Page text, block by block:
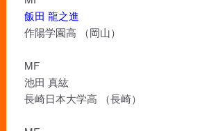
飯田 龍之進
作陽学園高 （岡山）
MF
池田 真紘
長崎日本大学高 （長崎）